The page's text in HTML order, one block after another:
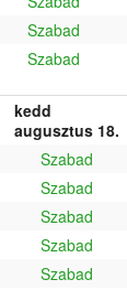
Szabad
Szabad
kedd
augusztus 18.
Szabad
Szabad
Szabad
Szabad
Szabad